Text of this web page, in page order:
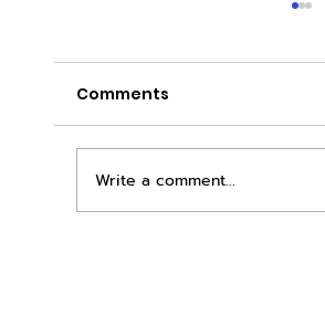
Comments
Write a comment...